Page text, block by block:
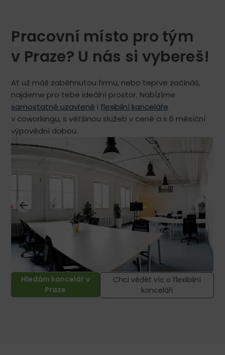
Pracovní místo pro tým
v Praze? U nás si vybereš!
Ať už máš zaběhnutou firmu, nebo teprve začínáš,
najdeme pro tebe ideální prostor. Nabízíme
samostatné uzavřené i flexibilní kanceláře
v coworkingu, s většinou služeb v ceně a s 6 měsíční
výpovědní dobou.
Hledám kancelář v
Praze
Chci vědět víc o flexibilní
kanceláři